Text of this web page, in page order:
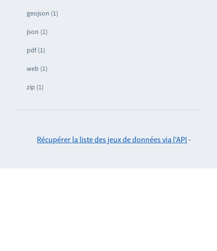
geojson (1)
json (1)
pdf (1)
web (1)
zip (1)
Récupérer la liste des jeux de données via l'API -